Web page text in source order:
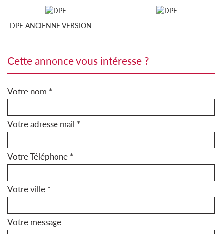
DPE ANCIENNE VERSION
cette annonce vous intéresse ?
Votre nom *
Votre adresse mail *
Votre Téléphone *
Votre ville *
Votre message